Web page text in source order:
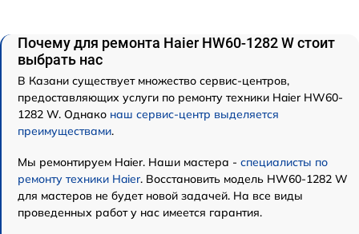
Почему для ремонта Haier HW60-1282 W стоит
выбрать нас
В Казани существует множество сервис-центров,
предоставляющих услуги по ремонту техники Haier HW60-
1282 W. Однако наш сервис-центр выделяется
преимуществами.
Мы ремонтируем Haier. Наши мастера - специалисты по
ремонту техники Haier. Восстановить модель HW60-1282 W
для мастеров не будет новой задачей. На все виды
проведенных работ у нас имеется гарантия.